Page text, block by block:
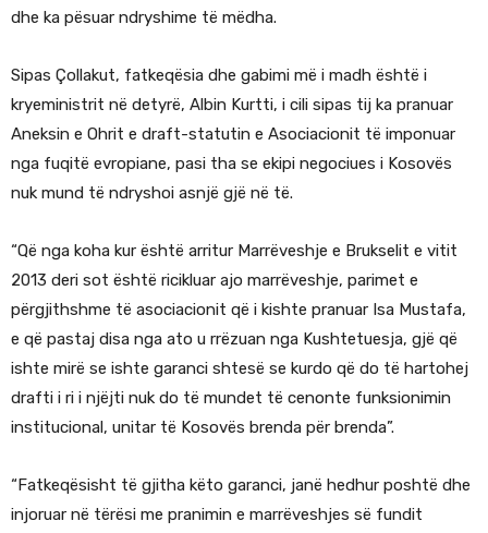
dhe ka pësuar ndryshime të mëdha.
Sipas Çollakut, fatkeqësia dhe gabimi më i madh është i
kryeministrit në detyrë, Albin Kurtti, i cili sipas tij ka pranuar
Aneksin e Ohrit e draft-statutin e Asociacionit të imponuar
nga fuqitë evropiane, pasi tha se ekipi negociues i Kosovës
nuk mund të ndryshoi asnjë gjë në të.
“Që nga koha kur është arritur Marrëveshje e Brukselit e vitit
2013 deri sot është ricikluar ajo marrëveshje, parimet e
përgjithshme të asociacionit që i kishte pranuar Isa Mustafa,
e që pastaj disa nga ato u rrëzuan nga Kushtetuesja, gjë që
ishte mirë se ishte garanci shtesë se kurdo që do të hartohej
drafti i ri i njëjti nuk do të mundet të cenonte funksionimin
institucional, unitar të Kosovës brenda për brenda”.
“Fatkeqësisht të gjitha këto garanci, janë hedhur poshtë dhe
injoruar në tërësi me pranimin e marrëveshjes së fundit